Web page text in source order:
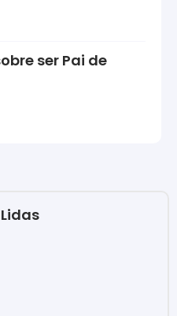
ser Pai de